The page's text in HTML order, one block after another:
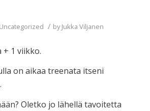
Uncategorized / byJukka Viljanen
1 viikko.
on aikaa treenata itseni
Oletko jo lähellä tavoitetta